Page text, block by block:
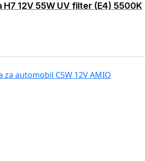
H7 12V 55W UV filter (E4) 5500K